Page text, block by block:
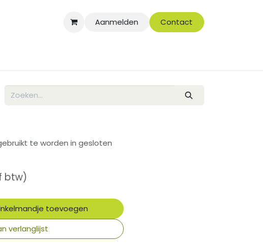
Aanmelden Contact
te worden in gesloten
btw)
toevoegen
verlanglijst